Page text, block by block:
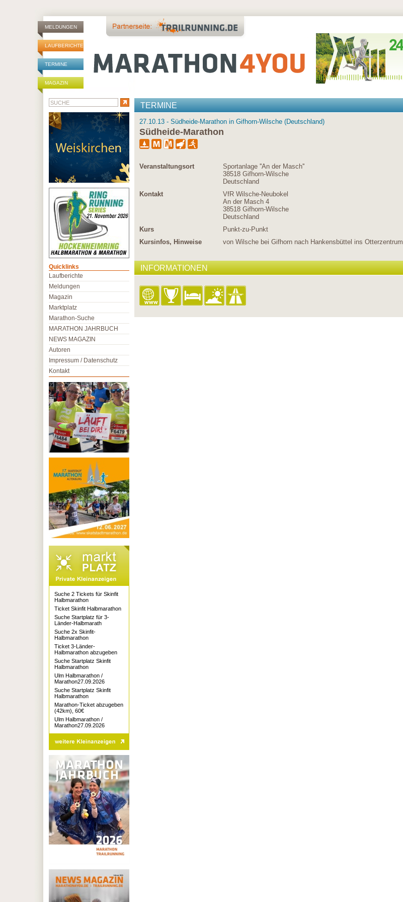
MELDUNGEN
LAUFBERICHTE
TERMINE
MAGAZIN
TERMINE
27.10.13 - Südheide-Marathon in Gifhorn-Wilsche (Deutschland)
Südheide-Marathon
Veranstaltungsort
Sportanlage ''An der Masch''
38518 Gifhorn-Wilsche
Deutschland
Kontakt
VfR Wilsche-Neubokel
An der Masch 4
38518 Gifhorn-Wilsche
Deutschland
Kurs
Punkt-zu-Punkt
Kursinfos, Hinweise
von Wilsche bei Gifhorn nach Hankensbüttel ins Otterzentrum
INFORMATIONEN
Quicklinks
Laufberichte
Meldungen
Magazin
Marktplatz
Marathon-Suche
MARATHON JAHRBUCH
NEWS MAGAZIN
Autoren
Impressum / Datenschutz
Kontakt
Suche 2 Tickets für Skinfit
Halbmarathon
Ticket Skinfit Halbmarathon
Suche Startplatz für 3-
Länder-Halbmarath
Suche 2x Skinfit-
Halbmarathon
Ticket 3-Länder-
Halbmarathon abzugeben
Suche Startplatz Skinfit
Halbmarathon
Ulm Halbmarathon /
Marathon27.09.2026
Suche Startplatz Skinfit
Halbmarathon
Marathon-Ticket abzugeben
(42km), 60€
Ulm Halbmarathon /
Marathon27.09.2026